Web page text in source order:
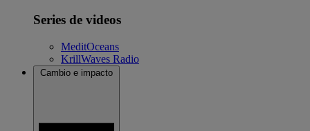
Series de videos
MeditOceans
KrillWaves Radio
Cambio e impacto